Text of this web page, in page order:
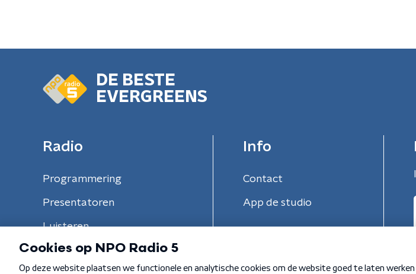
DE BESTE
EVERGREENS
Radio
Programmering
Presentatoren
Luisteren
Info
Contact
App de studio